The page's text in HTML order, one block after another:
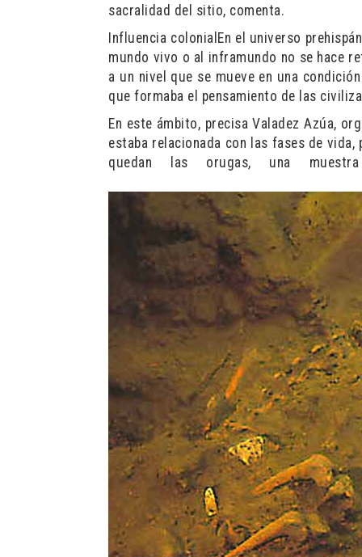
sacralidad del sitio, comenta.
Influencia colonialEn el universo
mundo vivo o al inframundo no se hace
a un nivel que se mueve en una
que formaba el pensamiento de las
En este ámbito, precisa Valadez Azúa,
estaba relacionada con las fases de
quedan las orugas, una